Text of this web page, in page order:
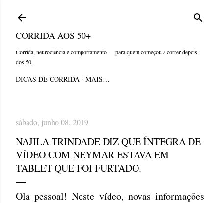
CORRIDA AOS 50+
Corrida, neurociência e comportamento — para quem começou a correr depois
dos 50.
DICAS DE CORRIDA MAIS…
sábado, junho 08, 2019
NAJILA TRINDADE DIZ QUE ÍNTEGRA DE
VÍDEO COM NEYMAR ESTAVA EM
TABLET QUE FOI FURTADO.
Ola pessoal! Neste vídeo, novas informações